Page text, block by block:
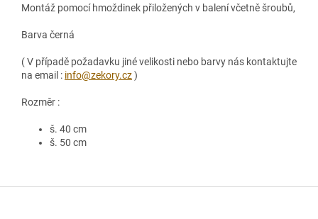
Montáž pomocí hmoždinek přiložených v balení včetně šroubů,
Barva černá
( V případě požadavku jiné velikosti nebo barvy nás kontaktujte
na email : info@zekory.cz)
Rozměr :
š. 40 cm
š. 50 cm